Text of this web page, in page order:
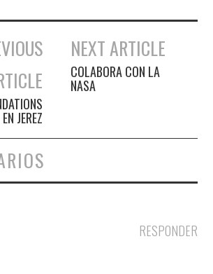
entradas
EN JEREZ
NEXT ARTICLE
COLABORA CON LA
NASA
RESPONDER